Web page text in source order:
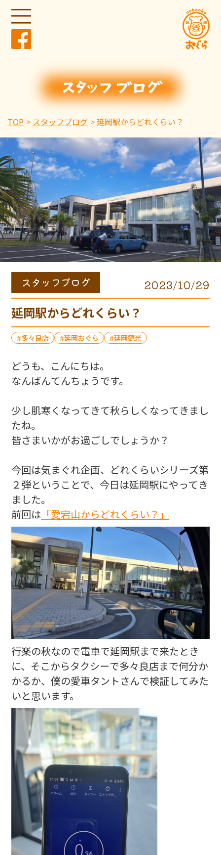
TOP スタッフブログ 延岡駅からどれくらい？
スタッフブログ 2023/10/29
延岡駅からどれくらい？
多々良店 延岡おぐら 延岡観光
どうも、こんにちは。
なんばんてんちょうです。
少し肌寒くなってきて秋らしくなってきまし
たね。
皆さまいかがお過ごしでしょうか？
今回は気まぐれ企画、どれくらいシリーズ第
２弾ということで、今日は延岡駅にやってき
ました。
前回は 「愛宕山からどれくらい？」
行楽の秋なので電車で延岡駅まで来たとき
に、そこからタクシーで多々良店まで何分か
かるか、僕の愛車タントさんで検証してみた
いと思います。